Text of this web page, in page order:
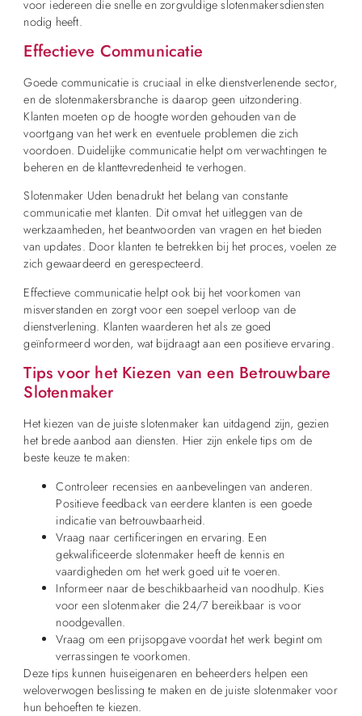
voor iedereen die snelle en zorgvuldige slotenmakersdiensten
nodig heeft.
Effectieve Communicatie
Goede communicatie is cruciaal in elke dienstverlenende sector,
en de slotenmakersbranche is daarop geen uitzondering.
Klanten moeten op de hoogte worden gehouden van de
voortgang van het werk en eventuele problemen die zich
voordoen. Duidelijke communicatie helpt om verwachtingen te
beheren en de klanttevredenheid te verhogen.
Slotenmaker Uden benadrukt het belang van constante
communicatie met klanten. Dit omvat het uitleggen van de
werkzaamheden, het beantwoorden van vragen en het bieden
van updates. Door klanten te betrekken bij het proces, voelen ze
zich gewaardeerd en gerespecteerd.
Effectieve communicatie helpt ook bij het voorkomen van
misverstanden en zorgt voor een soepel verloop van de
dienstverlening. Klanten waarderen het als ze goed
geïnformeerd worden, wat bijdraagt aan een positieve ervaring.
Tips voor het Kiezen van een Betrouwbare
Slotenmaker
Het kiezen van de juiste slotenmaker kan uitdagend zijn, gezien
het brede aanbod aan diensten. Hier zijn enkele tips om de
beste keuze te maken:
Controleer recensies en aanbevelingen van anderen.
Positieve feedback van eerdere klanten is een goede
indicatie van betrouwbaarheid.
Vraag naar certificeringen en ervaring. Een
gekwalificeerde slotenmaker heeft de kennis en
vaardigheden om het werk goed uit te voeren.
Informeer naar de beschikbaarheid van noodhulp. Kies
voor een slotenmaker die 24/7 bereikbaar is voor
noodgevallen.
Vraag om een prijsopgave voordat het werk begint om
verrassingen te voorkomen.
Deze tips kunnen huiseigenaren en beheerders helpen een
weloverwogen beslissing te maken en de juiste slotenmaker voor
hun behoeften te kiezen.